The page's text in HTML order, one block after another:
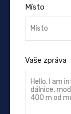
Místo
Vaše zpráva